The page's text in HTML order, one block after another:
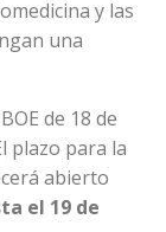
y las
una
de 18 de
plazo para la
abierto
el 19 de